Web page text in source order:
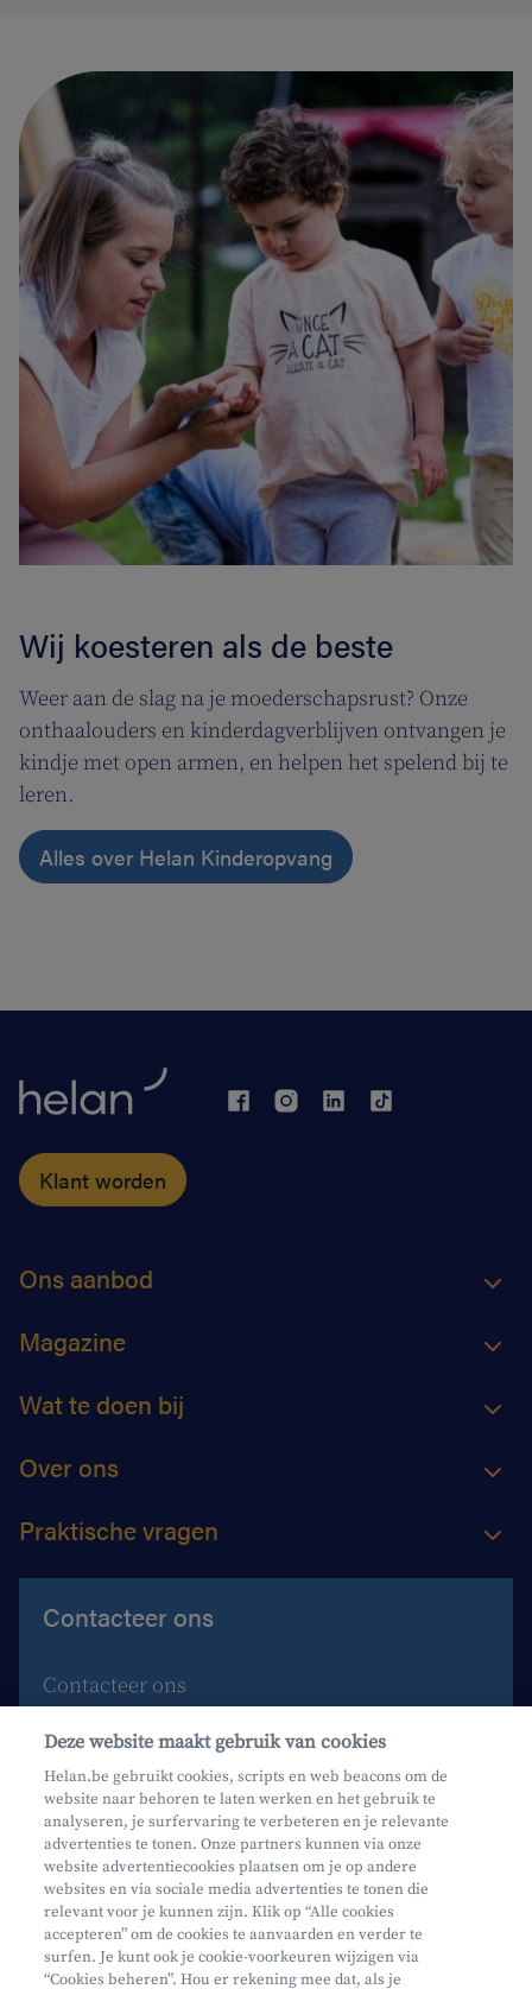
Wij koesteren als de beste
Weer aan de slag na je moederschapsrust? Onze
onthaalouders en kinderdagverblijven ontvangen je
kindje met open armen, en helpen het spelend bij te
leren.
Alles over Helan Kinderopvang
Klant worden
Ons aanbod
Magazine
Wat te doen bij
Over ons
Praktische vragen
Contacteer ons
Contacteer ons
Maak een afspraak
Waar vind je ons?
Phishing
Mifid
Deze website maakt gebruik van cookies
Helan.be gebruikt cookies, scripts en web beacons om de
website naar behoren te laten werken en het gebruik te
analyseren, je surfervaring te verbeteren en je relevante
advertenties te tonen. Onze partners kunnen via onze
website advertentiecookies plaatsen om je op andere
websites en via sociale media advertenties te tonen die
relevant voor je kunnen zijn. Klik op “Alle cookies
accepteren” om de cookies te aanvaarden en verder te
surfen. Je kunt ook je cookie-voorkeuren wijzigen via
“Cookies beheren”. Hou er rekening mee dat, als je